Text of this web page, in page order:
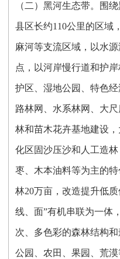
（二）黑河生态带。围
县区长约110公里的区域
麻河等支流区域，以水
点，以河岸慢行道和护
护区、湿地公园、特色
路林网、水系林网、大
林和苗木花卉基地建设
化区固沙压沙和人工造
枣、木本油料等为主的
林20万亩，改造提升低
线、面”有机串联为一体
次、多色彩的森林结构
公园、农田、果园、荒